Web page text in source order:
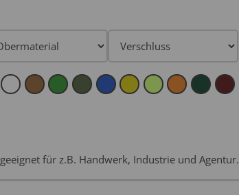
für z.B. Handwerk, Industrie und Agentur.